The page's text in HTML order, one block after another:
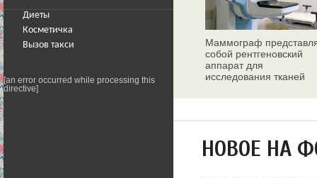
Диеты
Косметичка
Вызов такси
[an error occurred while processing this
directive]
Маммограф
собой рентгеновский
аппарат для
исследования тканей
НОВОЕ НА